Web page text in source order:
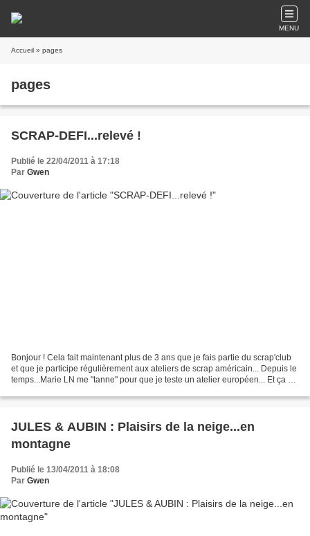
MENU
Accueil » pages
pages
SCRAP-DEFI...relevé !
Publié le 22/04/2011 à 17:18
Par Gwen
Bonjour ! Cela fait maintenant plus de 3 ans que je fais partie du scrap'club
et que je participe régulièrement aux ateliers de scrap américain... Depuis le
temps...Marie LN me "tanne" pour que je teste un atelier européen... Et ça y
JULES & AUBIN : Plaisirs de la neige...en
montagne
Publié le 13/04/2011 à 18:08
Par Gwen